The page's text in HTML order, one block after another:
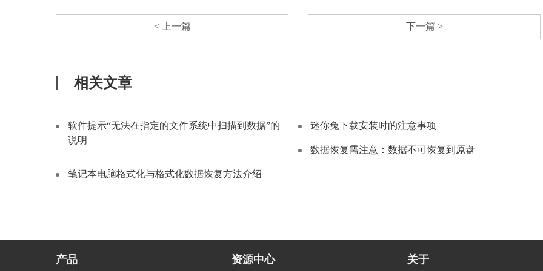
< 上一篇 下一篇 >
相关文章
软件提示“无法在指定的文件系统中扫描到数据”的
说明
迷你兔下载安装时的注意事项
数据恢复需注意：数据不可恢复到原盘
笔记本电脑格式化与格式化数据恢复方法介绍
产品 资源中心 关于